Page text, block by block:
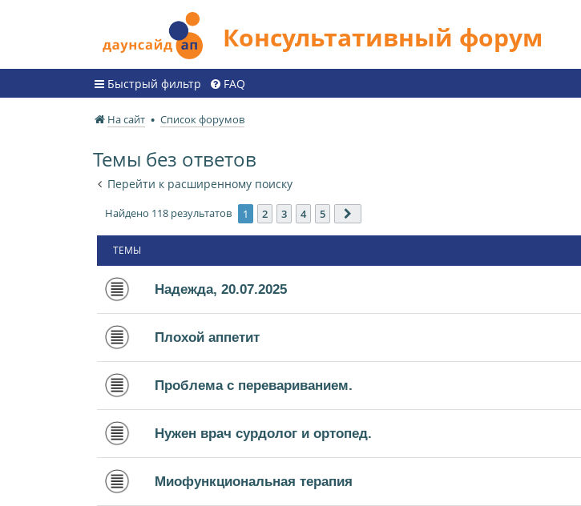
Консультативный форум
Быстрый фильтр FAQ
На сайт Список форумов
Темы без ответов
Перейти к расширенному поиску
Найдено 118 результатов 1 2 3 4 5
ТЕМЫ
Надежда, 20.07.2025
Плохой аппетит
Проблема с перевариванием.
Нужен врач сурдолог и ортопед.
Миофункциональная терапия